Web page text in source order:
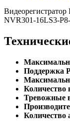
NVR301-16LS3-
Поддержка
Количество
Тревожные
Количество